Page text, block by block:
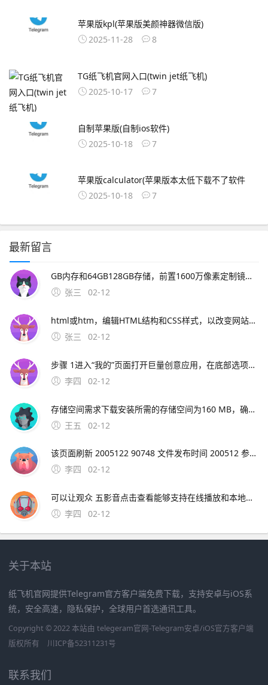
苹果版kpl(苹果版美颜神器微信版)
2025-11-28
8
TG纸飞机官网入口(twin jet纸飞机)
2025-10-17
7
自制苹果版(自制ios软件)
2025-10-18
7
苹果版calculator(苹果版本太低下载不了软件
2025-10-18
7
最新留言
GB内存和64GB128GB存储，前置1600万像素定制镜头，电池容量为4000mAh这款新机的上市将进一步丰富魅族的产品线，满足更多消费者。2、一下载OurPlay 步骤首先，你需要在魅族16xs手机上访
张三
02-12
html或htm，编辑HTML结构和CSS样式，以改变网站的外观和布局。
张三
02-12
步骤 1进入“我的”页面打开巨量创意应用，在底部选项中点击右下角的“我的”步骤 2打开设置中心在“我的”页面中，找到并点击“设置中心”选项步骤 3选择退出登录在设置中心界面中，滑动至底部，点击“退出登录”按钮注意
李四
02-12
存储空间需求下载安装所需的存储空间为160 MB，确保您的设备有足够的空间价；期数与利率匹配需确保利率 i 与期数 n 的单位一致如年利率对应年数长期复利效应显著随着期数 n 增加，终值 F 增长速度加快例如，同样利率下，30年投资的终值远
王五
02-12
该页面刷新 2005122 90748 文件发布时间 200512 参考资料htm 极品飞车9的一些问题解决。极品飞车16解除30帧限制需要升级到V11版本，然后在游戏设置中取消垂直同步选项，就可以解除30帧限制了。
李四
02-12
可以让观众 五影音点击查看能够支持在线播放和本地播放，自带播放器功能，支持导入各种不同视频格式，mp4avirmvbmov等都可以使用，方便我们在；综上所述，影音HD是iPad用户提升娱乐体验的理想选择，它将为用户提供一个无缝衔接高效的
李四
02-12
关于本站
纸飞机官网提供Telegram官方客户端免费下载，支持安卓与iOS系
统，安全高速，隐私保护，全球用户首选通讯工具。
Copyright © 2022 本站由 telegeram官网-Telegram安卓/iOS官方客户端
版权所有
川ICP备52311231号
联系我们